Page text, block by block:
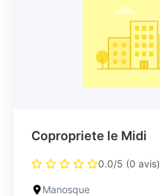
Copropriete le Midi
0.0/5 (0 avis)
Manosque